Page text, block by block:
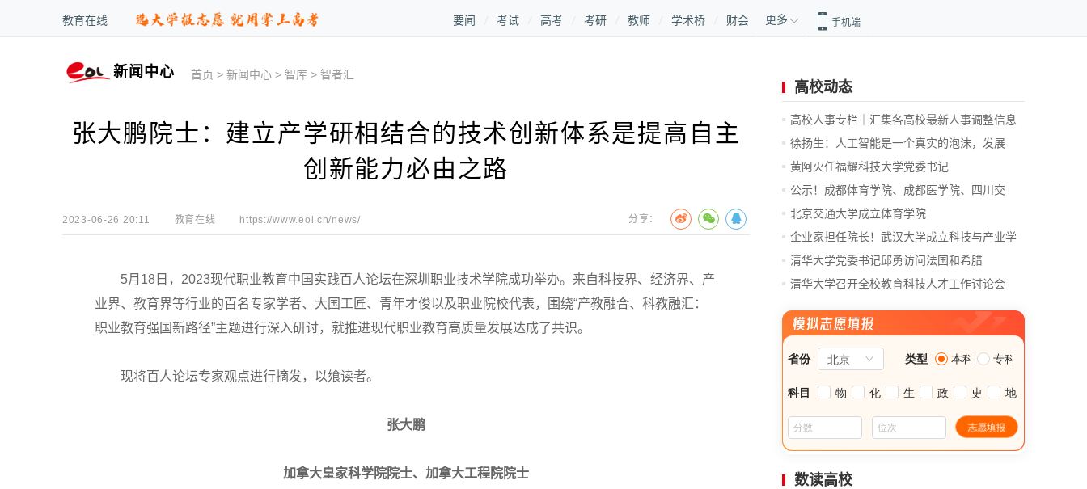
教育在线 要闻 考试 高考 考研 教师 学术桥 财会 更多 手机端
新闻中心 首页 >新闻中心 >智库 >智者汇
张大鹏院士：建立产学研相结合的技术创新体系是提高自主
创新能力必由之路
2023-06-26 20:11 教育在线 https://www.eol.cn/news/ 分享：
5月18日，2023现代职业教育中国实践百人论坛在深圳职业技术学院成功举办。来自科技界、经济界、产
业界、教育界等行业的百名专家学者、大国工匠、青年才俊以及职业院校代表，围绕“产教融合、科教融汇：
职业教育强国新路径”主题进行深入研讨，就推进现代职业教育高质量发展达成了共识。
现将百人论坛专家观点进行摘发，以飨读者。
张大鹏
加拿大皇家科学院院士、加拿大工程院院士
高校动态
高校人事专栏｜汇集各高校最新人事调整信息
徐扬生：人工智能是一个真实的泡沫，发展
前...
黄阿火任福耀科技大学党委书记
公示！成都体育学院、成都医学院、四川交
通...
北京交通大学成立体育学院
企业家担任院长！武汉大学成立科技与产业学
院
清华大学党委书记邱勇访问法国和希腊
清华大学召开全校教育科技人才工作讨论会
数读高校